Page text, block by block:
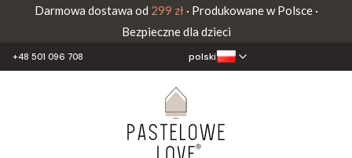
Darmowa dostawa od 299 zł· Produkowane w Polsce ·
Bezpieczne dla dzieci
+48 501 096 708 polski